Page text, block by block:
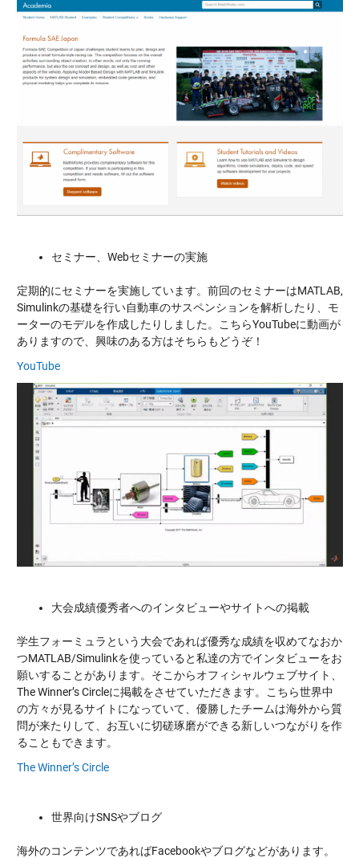
セミナー、Webセミナーの実施
定期的にセミナーを実施しています。前回のセミナーはMATLAB,
Simulinkの基礎を行い自動車のサスペンションを解析したり、モ
ーターのモデルを作成したりしました。こちらYouTubeに動画が
ありますので、興味のある方はそちらもどうぞ！
YouTube
大会成績優秀者へのインタビューやサイトへの掲載
学生フォーミュラという大会であれば優秀な成績を収めてなおか
つMATLAB/Simulinkを使っていると私達の方でインタビューをお
願いすることがあります。そこからオフィシャルウェブサイト、
The Winner’s Circleに掲載をさせていただきます。こちら世界中
の方々が見るサイトになっていて、優勝したチームは海外から質
問が来たりして、お互いに切磋琢磨ができる新しいつながりを作
ることもできます。
The Winner’s Circle
世界向けSNSやブログ
海外のコンテンツであればFacebookやブログなどがあります。